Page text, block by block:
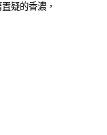
疑的香濃，